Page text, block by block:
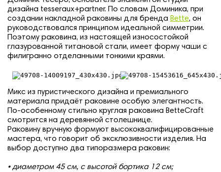
дизайна tesseraux+partner. По словам Доминика, при
создании накладной раковины для бренда Bette, он
руководствовался принципом идеальной симметрии.
Поэтому раковина, из настоящей износостойкой
глазурованной титановой стали, имеет форму чаши с
филигранно отделанными тонкими краями.
Микс из пуристического дизайна и премиального
материала придаёт раковине особую элегантность.
По-особенному стильно круглая раковина BetteCraft
смотрится на деревянной столешнице.
Раковину вручную формуют высококвалифицированные
мастера, что говорит об эксклюзивности изделия. На
выбор доступно два типоразмера раковин:
• диаметром 45 см, с высотой бортика 12 см;